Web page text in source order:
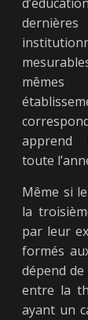
mêmes
apprend
toute
Même si
la
par leur
formés
dépend
entre la
ayant un